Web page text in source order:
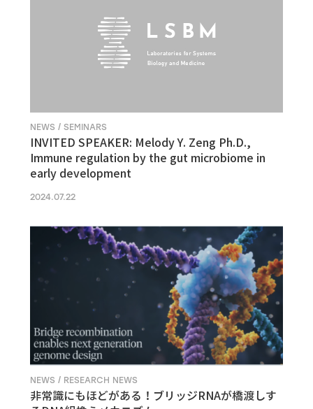
NEWS / SEMINARS
INVITED SPEAKER: Melody Y. Zeng Ph.D.,
Immune regulation by the gut microbiome in
early development
2024.07.22
NEWS / RESEARCH NEWS
非常識にもほどがある！ブリッジRNAが橋渡しす